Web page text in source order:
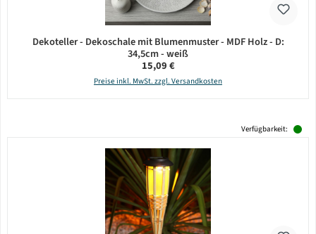
Dekoteller - Dekoschale mit Blumenmuster - MDF Holz - D:
34,5cm - weiß
Regulärer Preis:
15,09 €
Preise inkl. MwSt. zzgl. Versandkosten
Verfügbarkeit: